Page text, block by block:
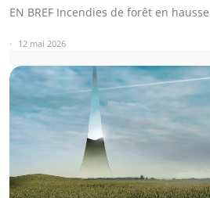
EN BREF Incendies de forêt en
12 mai 2026